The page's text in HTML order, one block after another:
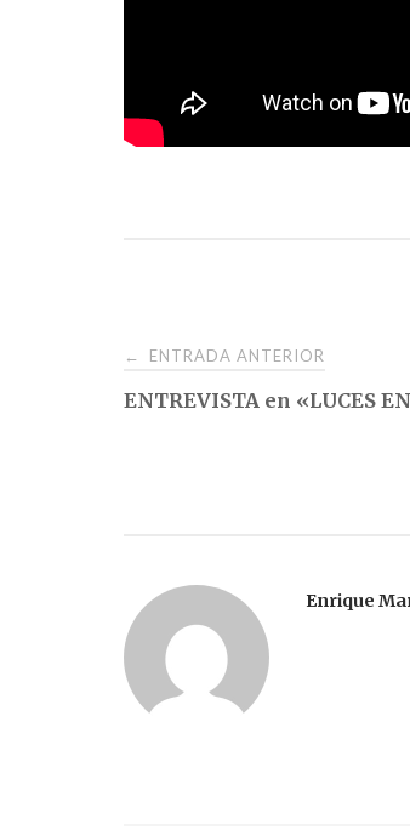
Navegación
de
← ENTRADA ANTERIOR
ENTREVISTA en «LUCES
Enrique